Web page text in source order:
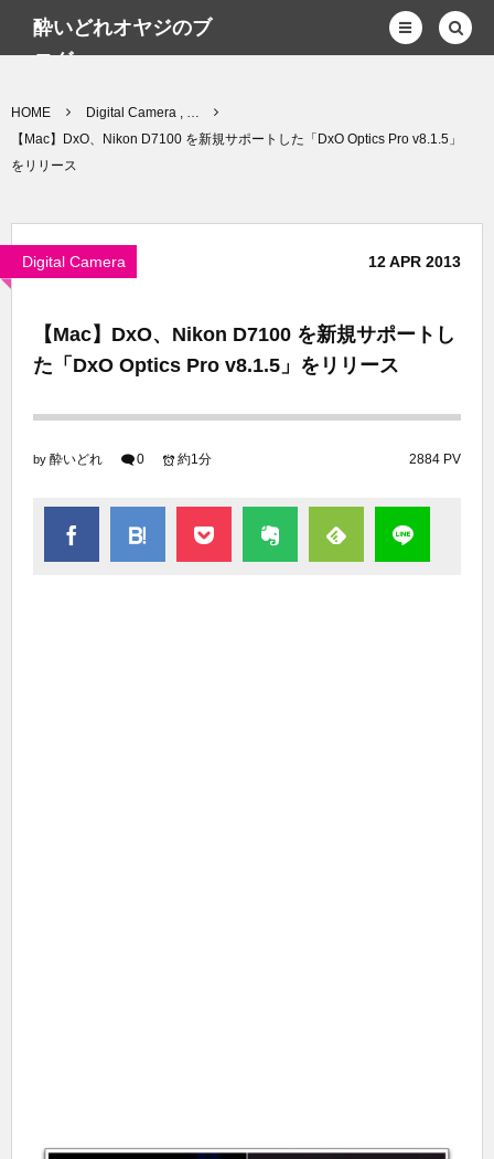
酔いどれオヤジのブ
ログwp
HOME
Digital Camera , …
【Mac】DxO、Nikon D7100 を新規サポートした「DxO Optics Pro v8.1.5」
をリリース
Digital Camera 12APR 2013
【Mac】DxO、Nikon D7100 を新規サポートし
た「DxO Optics Pro v8.1.5」をリリース
by 酔いどれ 0 2884 PV
約1分